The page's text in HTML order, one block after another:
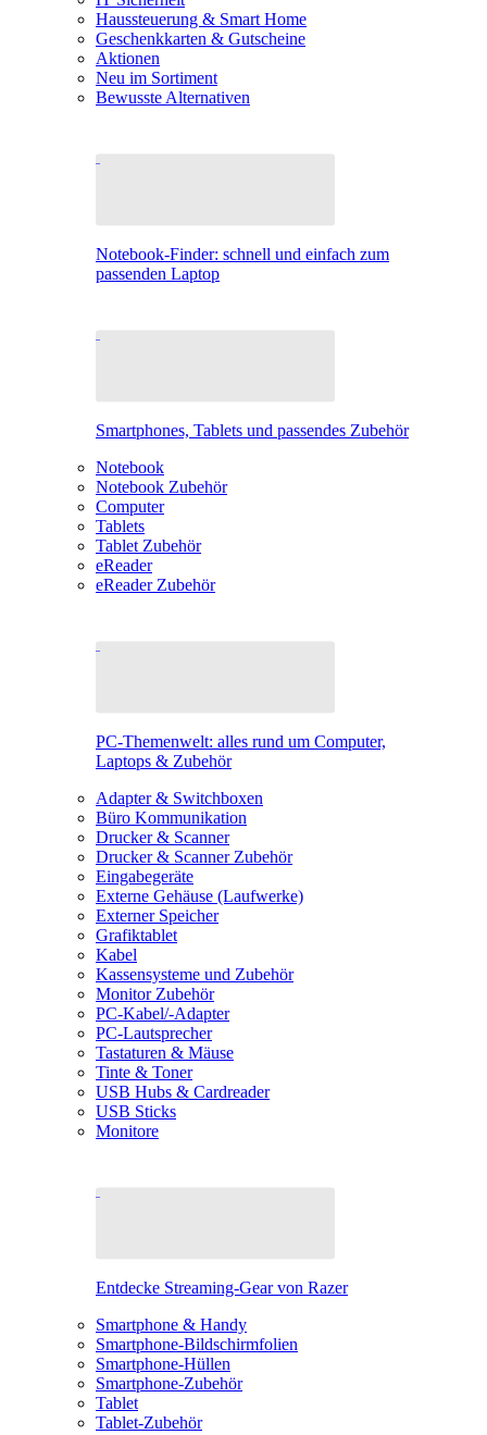
Haussteuerung & Smart Home
Geschenkkarten & Gutscheine
Aktionen
Neu im Sortiment
Bewusste Alternativen
Notebook-Finder: schnell und einfach zum
passenden Laptop
Smartphones, Tablets und passendes Zubehör
Notebook
Notebook Zubehör
Computer
Tablets
Tablet Zubehör
eReader
eReader Zubehör
PC-Themenwelt: alles rund um Computer,
Laptops & Zubehör
Adapter & Switchboxen
Büro Kommunikation
Drucker & Scanner
Drucker & Scanner Zubehör
Eingabegeräte
Externe Gehäuse (Laufwerke)
Externer Speicher
Grafiktablet
Kabel
Kassensysteme und Zubehör
Monitor Zubehör
PC-Kabel/-Adapter
PC-Lautsprecher
Tastaturen & Mäuse
Tinte & Toner
USB Hubs & Cardreader
USB Sticks
Monitore
Entdecke Streaming-Gear von Razer
Smartphone & Handy
Smartphone-Bildschirmfolien
Smartphone-Hüllen
Smartphone-Zubehör
Tablet
Tablet-Zubehör